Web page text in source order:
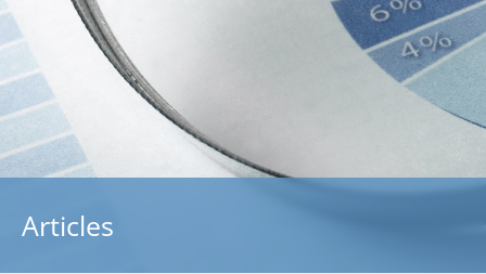
Beratung
Lieferbare Studien
Projektbeispiele
Über uns
Ein starkes Team
Kooperationen
Articles